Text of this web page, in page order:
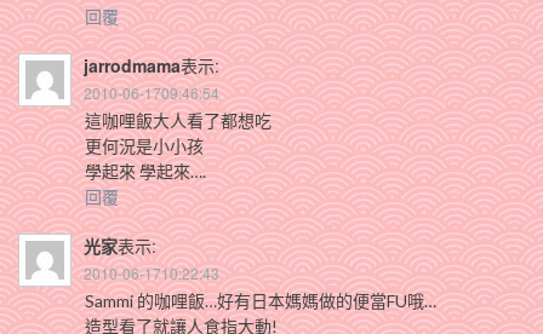
回覆
jarrodmama表示:
2010-06-1709:46:54
這咖哩飯大人看了都想吃
更何況是小小孩
學起來 學起來….
回覆
光家表示:
2010-06-1710:22:43
Sammi 的咖哩飯…好有日本媽媽做的便當FU哦…
造型看了就讓人食指大動!